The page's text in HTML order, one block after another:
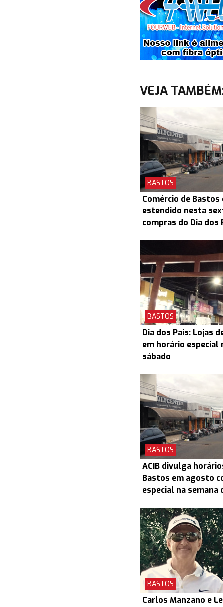
VEJA
BASTOS
Comércio de
estendido nesta
compras do Dia dos
BASTOS
Dia dos Pais: Lojas
em horário
sábado
BASTOS
ACIB divulga
Bastos em agosto
especial na semana
BASTOS
Carlos Manzano e